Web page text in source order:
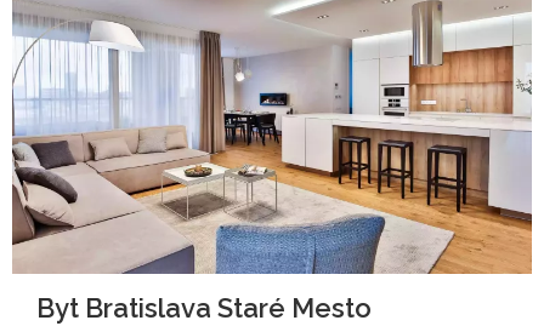
Byt Bratislava Staré Mesto